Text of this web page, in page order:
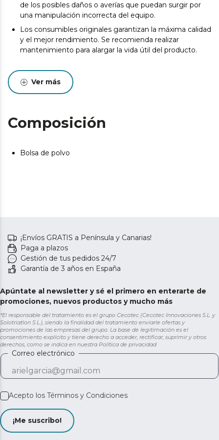
de los posibles daños o averías que puedan surgir por
una manipulación incorrecta del equipo.
Los consumibles originales garantizan la máxima calidad
y el mejor rendimiento. Se recomienda realizar
mantenimiento para alargar la vida útil del producto.
Ver más
Composición
Bolsa de polvo
¡Envíos GRATIS a Península y Canarias!
Paga a plazos
Gestión de tus pedidos 24/7
Garantía de 3 años en España
Apúntate al newsletter y sé el primero en enterarte de
promociones, nuevos productos y mucho más
*El responsable del tratamiento es el grupo Cecotec (Cecotec Innovaciones S.L. y
Solotriatlon S.L.), siendo la finalidad del tratamiento enviarle ofertas y
promociones de las empresas del grupo. La base de legitimación es el
consentimiento explícito y tiene derecho a acceder, rectificar, suprimir y otros
derechos, como se indica en nuestra Política de privacidad
Correo electrónico
Acepto los Términos y Condiciones
¡Me suscribo!